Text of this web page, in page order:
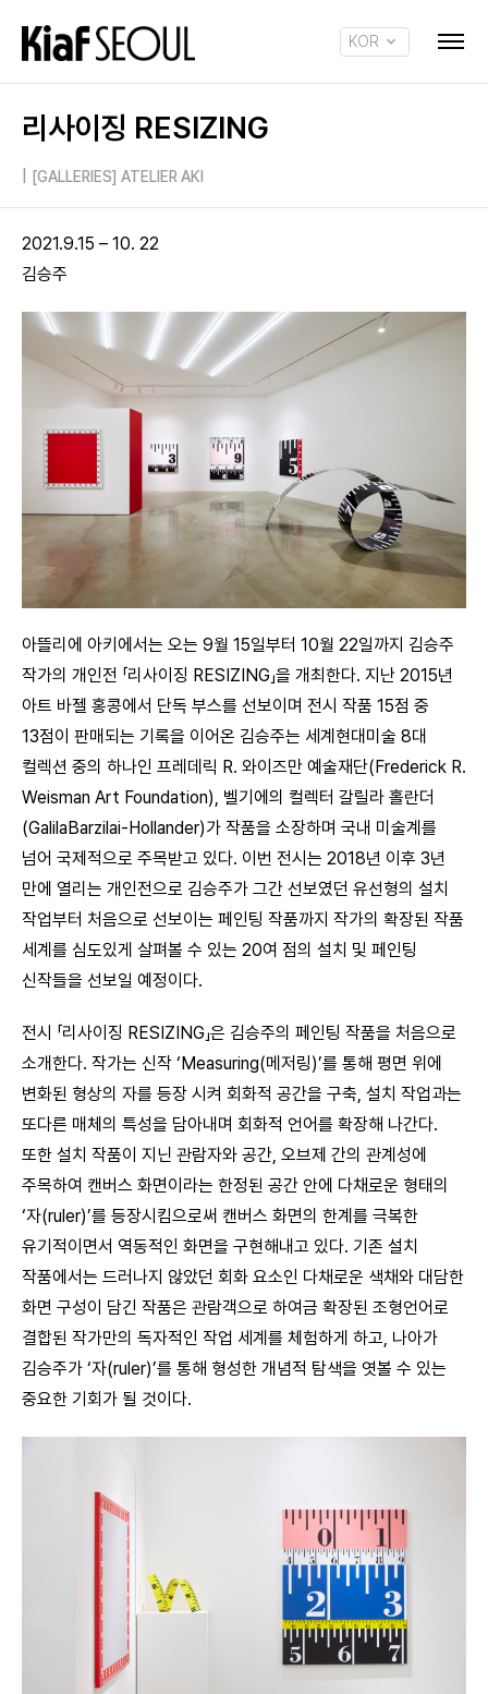
KOR
리사이징 RESIZING
[GALLERIES] ATELIER AKI
2021.9.15 – 10. 22
김승주
아뜰리에 아키에서는 오는 9월 15일부터 10월 22일까지 김승주
작가의 개인전 「리사이징 RESIZING」을 개최한다. 지난 2015년
아트 바젤 홍콩에서 단독 부스를 선보이며 전시 작품 15점 중
13점이 판매되는 기록을 이어온 김승주는 세계현대미술 8대
컬렉션 중의 하나인 프레데릭 R. 와이즈만 예술재단(Frederick R.
Weisman Art Foundation), 벨기에의 컬렉터 갈릴라 홀란더
(GalilaBarzilai-Hollander)가 작품을 소장하며 국내 미술계를
넘어 국제적으로 주목받고 있다. 이번 전시는 2018년 이후 3년
만에 열리는 개인전으로 김승주가 그간 선보였던 유선형의 설치
작업부터 처음으로 선보이는 페인팅 작품까지 작가의 확장된 작품
세계를 심도있게 살펴볼 수 있는 20여 점의 설치 및 페인팅
신작들을 선보일 예정이다.
전시 「리사이징 RESIZING」은 김승주의 페인팅 작품을 처음으로
소개한다. 작가는 신작 ‘Measuring(메저링)’를 통해 평면 위에
변화된 형상의 자를 등장 시켜 회화적 공간을 구축, 설치 작업과는
또다른 매체의 특성을 담아내며 회화적 언어를 확장해 나간다.
또한 설치 작품이 지닌 관람자와 공간, 오브제 간의 관계성에
주목하여 캔버스 화면이라는 한정된 공간 안에 다채로운 형태의
‘자(ruler)’를 등장시킴으로써 캔버스 화면의 한계를 극복한
유기적이면서 역동적인 화면을 구현해내고 있다. 기존 설치
작품에서는 드러나지 않았던 회화 요소인 다채로운 색채와 대담한
화면 구성이 담긴 작품은 관람객으로 하여금 확장된 조형언어로
결합된 작가만의 독자적인 작업 세계를 체험하게 하고, 나아가
김승주가 ‘자(ruler)’를 통해 형성한 개념적 탐색을 엿볼 수 있는
중요한 기회가 될 것이다.